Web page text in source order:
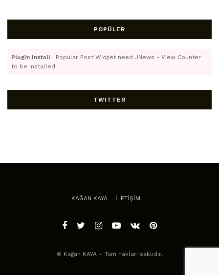
POPÜLER
Plugin Install : Popular Post Widget need JNews - View Counter
to be installed
TWITTER
KAĞAN KAYA İLETİŞİM
© Kağan KAYA – Tüm hakları saklıdır.